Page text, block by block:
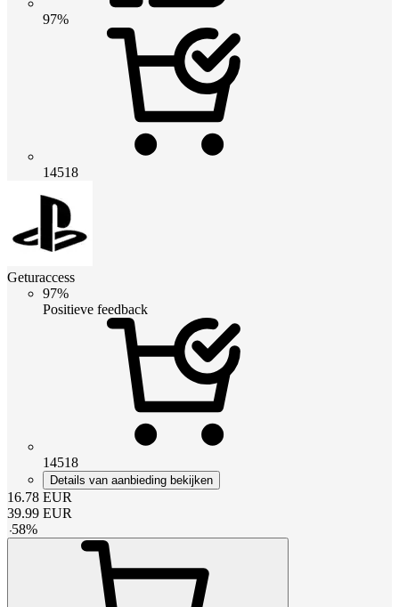
97%
14518
Geturaccess
97%
Positieve feedback
14518
Details van aanbieding bekijken
16.78 EUR
39.99 EUR
-58%